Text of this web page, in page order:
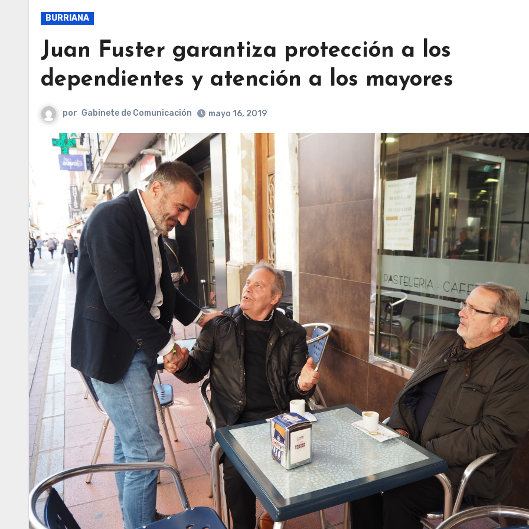
BURRIANA
Juan Fuster garantiza protección a los
dependientes y atención a los mayores
por Gabinete de Comunicación mayo 16, 2019